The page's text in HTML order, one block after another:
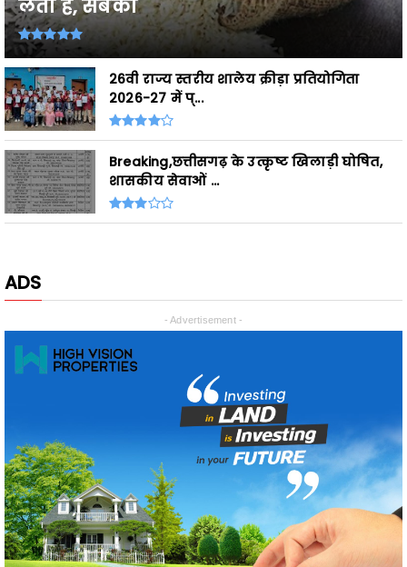
26वी राज्य स्तरीय शालेय क्रीड़ा प्रतियोगिता
2026-27 में प्...
Breaking,छत्तीसगढ़ के उत्कृष्ट खिलाड़ी घोषित,
शासकीय सेवाओं ...
ADS